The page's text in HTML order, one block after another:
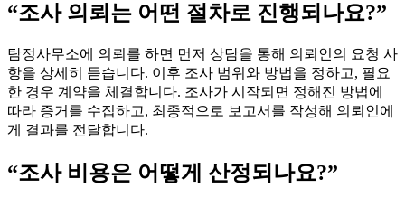
“조사 의뢰는 어떤 절차로 진행되나요?”
탐정사무소에 의뢰를 하면 먼저 상담을 통해 의뢰인의 요청 사
항을 상세히 듣습니다. 이후 조사 범위와 방법을 정하고, 필요
한 경우 계약을 체결합니다. 조사가 시작되면 정해진 방법에
따라 증거를 수집하고, 최종적으로 보고서를 작성해 의뢰인에
게 결과를 전달합니다.
“조사 비용은 어떻게 산정되나요?”